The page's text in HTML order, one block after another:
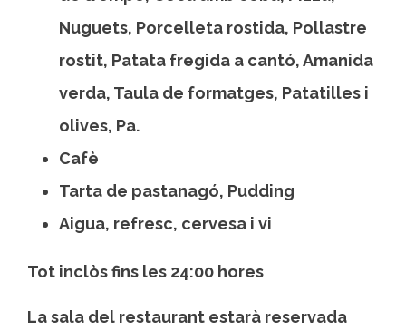
Nuguets, Porcelleta rostida, Pollastre
rostit, Patata fregida a cantó, Amanida
verda, Taula de formatges, Patatilles i
olives, Pa.
Cafè
Tarta de pastanagó, Pudding
Aigua, refresc, cervesa i vi
Tot inclòs fins les 24:00 hores
La sala del restaurant estarà reservada